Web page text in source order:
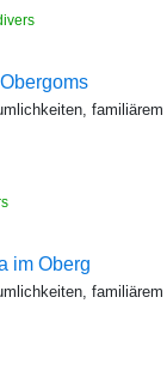
im Oberg